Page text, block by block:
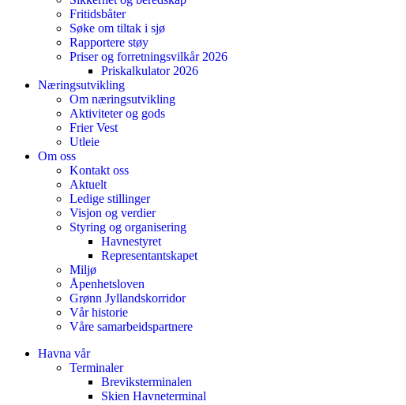
Fritidsbåter
Søke om tiltak i sjø
Rapportere støy
Priser og forretningsvilkår 2026
Priskalkulator 2026
Næringsutvikling
Om næringsutvikling
Aktiviteter og gods
Frier Vest
Utleie
Om oss
Kontakt oss
Aktuelt
Ledige stillinger
Visjon og verdier
Styring og organisering
Havnestyret
Representantskapet
Miljø
Åpenhetsloven
Grønn Jyllandskorridor
Vår historie
Våre samarbeidspartnere
Havna vår
Terminaler
Breviksterminalen
Skien Havneterminal